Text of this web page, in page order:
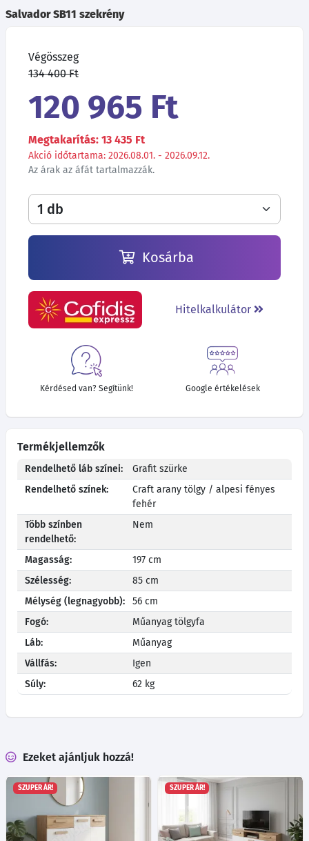
Salvador SB11 szekrény
Végösszeg
134 400 Ft
120 965 Ft
Megtakarítás: 13 435 Ft
Akció időtartama: 2026.08.01. - 2026.09.12.
Az árak az áfát tartalmazzák.
Kosárba
Hitelkalkulátor
Kérdésed van? Segítünk! Google értékelések
Termékjellemzők
Rendelhető láb színei:
Grafit szürke
Rendelhető színek:
Craft arany tölgy / alpesi fényes
fehér
Több színben
rendelhető:
Nem
Magasság:
197 cm
Szélesség:
85 cm
Mélység (legnagyobb):
56 cm
Fogó:
Műanyag tölgyfa
Láb:
Műanyag
Vállfás:
Igen
Súly:
62 kg
Ezeket ajánljuk hozzá!
SZUPER ÁR! SZUPER ÁR!